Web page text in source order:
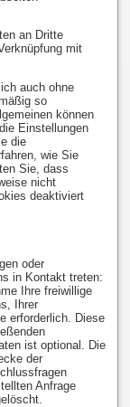
an Dritte
mit
auch ohne
so
können
Einstellungen
die
wie Sie
Sie, dass
nicht
deaktiviert
oder
in Kontakt treten:
Ihre freiwillige
Ihrer
erforderlich. Diese
ist optional. Die
der
Anfrage